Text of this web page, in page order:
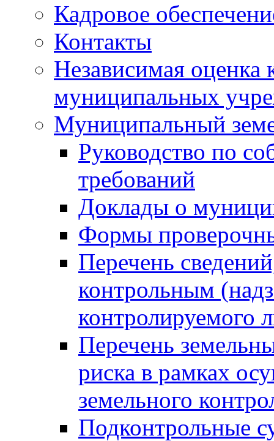
Кадровое
Контакты
Независимая оценка
муниципальных
Муниципальный
Руководство по
требований
Доклады о
Формы
Перечень
контрольным
контролируемого
Перечень
риска в рамках
земельного
Подконтрольные